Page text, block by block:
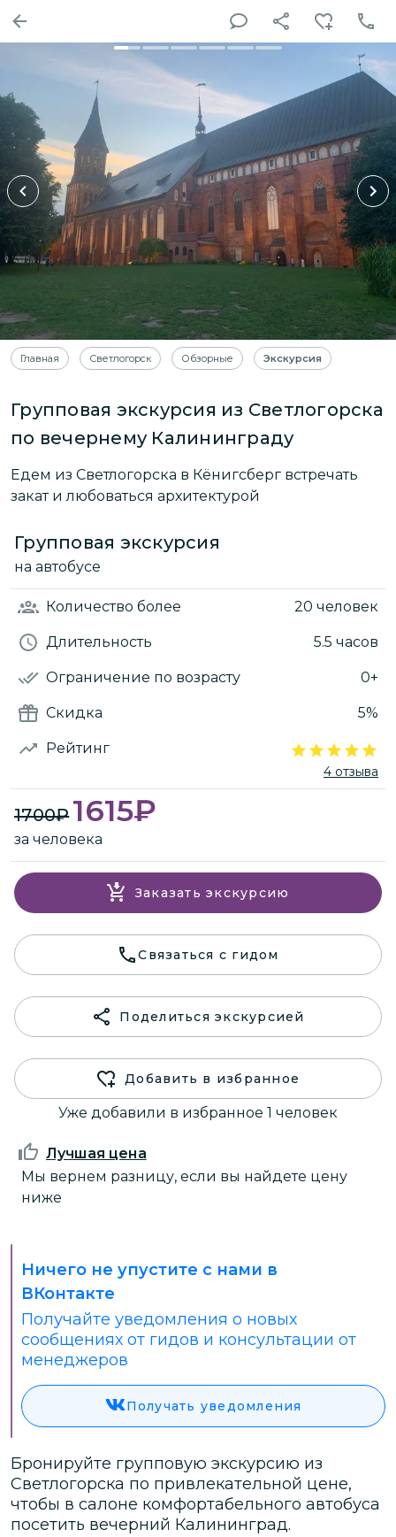
Главная Светлогорск Обзорные Экскурсия
Групповая экскурсия из Светлогорска
по вечернему Калининграду
Едем из Светлогорска в Кёнигсберг встречать
закат и любоваться архитектурой
Групповая экскурсия
на автобусе
Количество более 20 человек
Длительность 5.5 часов
Ограничение по возрасту 0+
Скидка 5%
Рейтинг
4 отзыва
1700₽1615₽
за человека
Заказать экскурсию
Связаться с гидом
Поделиться экскурсией
Добавить в избранное
Уже добавили в избранное 1 человек
Лучшая цена
Мы вернем разницу, если вы найдете цену
ниже
Ничего не упустите с нами в
ВКонтакте
Получайте уведомления о новых
сообщениях от гидов и консультации от
менеджеров
Получать уведомления
Бронируйте групповую экскурсию из
Светлогорска по привлекательной цене,
чтобы в салоне комфортабельного автобуса
посетить вечерний Калининград.